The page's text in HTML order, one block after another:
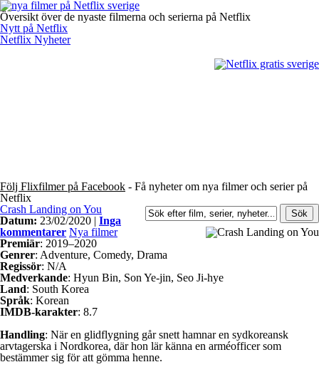
Översikt över de nyaste filmerna och serierna på Netflix
Nytt på Netflix
Netflix Nyheter
Följ Flixfilmer på Facebook - Få nyheter om nya filmer och serier på
Netflix
Crash Landing on You
Datum: 23/02/2020 | Inga
kommentarer Nya filmer
Premiär: 2019–2020
Genrer: Adventure, Comedy, Drama
Regissör: N/A
Medverkande: Hyun Bin, Son Ye-jin, Seo Ji-hye
Land: South Korea
Språk: Korean
IMDB-karakter: 8.7
Handling: När en glidflygning går snett hamnar en sydkoreansk
arvtagerska i Nordkorea, där hon lär känna en arméofficer som
bestämmer sig för att gömma henne.